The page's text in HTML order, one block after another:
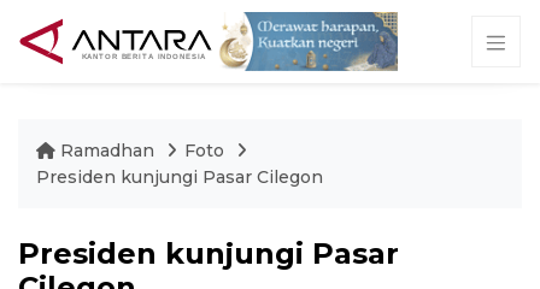
Ramadhan
Foto
Presiden kunjungi Pasar Cilegon
Presiden kunjungi Pasar